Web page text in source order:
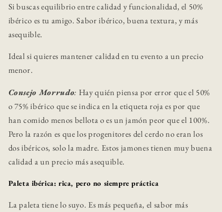
Si buscas equilibrio entre calidad y funcionalidad, el 50%
ibérico es tu amigo. Sabor ibérico, buena textura, y más
asequible.
Ideal si quieres mantener calidad en tu evento a un precio
menor.
Consejo Morrudo: Hay quién piensa por error que el 50%
o 75% ibérico que se indica en la etiqueta roja es por que
han comido menos bellota o es un jamón peor que el 100%.
Pero la razón es que los progenitores del cerdo no eran los
dos ibéricos, solo la madre. Estos jamones tienen muy buena
calidad a un precio más asequible.
Paleta ibérica: rica, pero no siempre práctica
La paleta tiene lo suyo. Es más pequeña, el sabor más